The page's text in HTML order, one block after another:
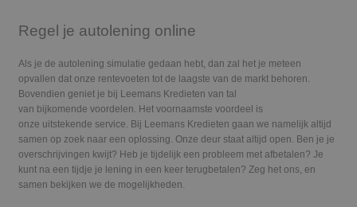
Regel je autolening online
Als je de autolening simulatie gedaan hebt, dan zal het je meteen
opvallen dat onze rentevoeten tot de laagste van de markt behoren.
Bovendien geniet je bij Leemans Kredieten van tal
van bijkomende voordelen. Het voornaamste voordeel is
onze uitstekende service. Bij Leemans Kredieten gaan we namelijk altijd
samen op zoek naar een oplossing. Onze deur staat altijd open. Ben je je
overschrijvingen kwijt? Heb je tijdelijk een probleem met afbetalen? Je
kunt na een tijdje je lening in een keer terugbetalen? Zeg het ons, en
samen bekijken we de mogelijkheden.